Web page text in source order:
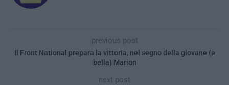
previous post
Il Front National prepara la vittoria, nel segno della giovane (e
bella) Marion
next post